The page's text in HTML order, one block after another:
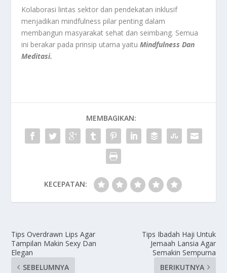
Kolaborasi lintas sektor dan pendekatan inklusif
menjadikan mindfulness pilar penting dalam
membangun masyarakat sehat dan seimbang. Semua
ini berakar pada prinsip utama yaituMindfulness Dan
Meditasi.
MEMBAGIKAN:
KECEPATAN:
Tips Overdrawn Lips Agar
Tampilan Makin Sexy Dan
Elegan
SEBELUMNYA
Tips Ibadah Haji Untuk
Jemaah Lansia Agar
Semakin Sempurna
BERIKUTNYA